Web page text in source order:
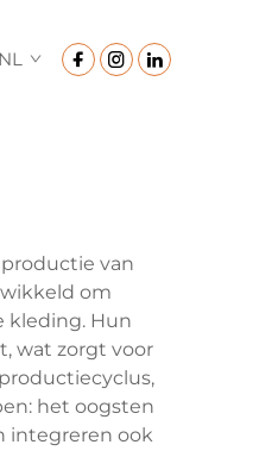
NL
van
om
kleding. Hun
wat zorgt voor
het oogsten
integreren ook